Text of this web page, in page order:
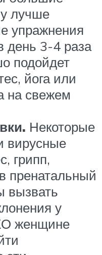
лучше
упражнения
день 3-4 раза
подойдет
йога или
на свежем
Некоторые
вирусные
грипп,
пренатальный
вызвать
у
женщине